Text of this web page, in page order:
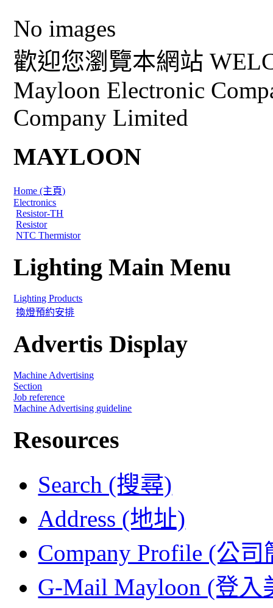
No images
歡迎您瀏覽本網站
Mayloon Electronic
Company Limited
MAYLOON
Home (主頁)
Electronics
Resistor-TH
Resistor
NTC Thermistor
Lighting Main Menu
Lighting Products
換燈預約安排
Advertis Display
Machine Advertising
Section
Job reference
Machine Advertising guideline
Resources
Search (搜尋)
Address (地址)
Company Profile (公司
G-Mail Mayloon (登入